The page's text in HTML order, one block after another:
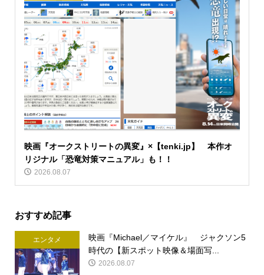
映画『オークストリートの異変』×【tenki.jp】 本作オ
リジナル「恐竜対策マニュアル」も！！
2026.08.07
おすすめ記事
エンタメ
映画『Michael／マイケル』 ジャクソン5
時代の【新スポット映像＆場面写...
2026.08.07